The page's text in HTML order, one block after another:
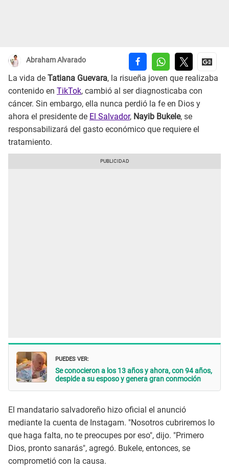
Abraham Alvarado
La vida de Tatiana Guevara, la risueña joven que realizaba
contenido en TikTok, cambió al ser diagnosticaba con
cáncer. Sin embargo, ella nunca perdió la fe en Dios y
ahora el presidente de El Salvador, Nayib Bukele, se
responsabilizará del gasto económico que requiere el
tratamiento.
PUEDES VER:
Se conocieron a los 13 años y ahora, con 94 años,
despide a su esposo y genera gran conmoción
El mandatario salvadoreño hizo oficial el anunció
mediante la cuenta de Instagam. "Nosotros cubriremos lo
que haga falta, no te preocupes por eso", dijo. "Primero
Dios, pronto sanarás", agregó. Bukele, entonces, se
comprometió con la causa.